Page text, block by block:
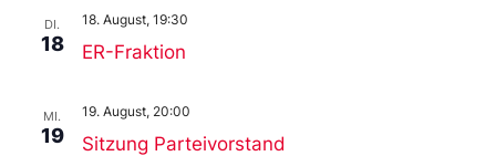
DI.
18 ER-Fraktion
18. August, 19:30
MI.
19 Sitzung Parteivorstand
19. August, 20:00